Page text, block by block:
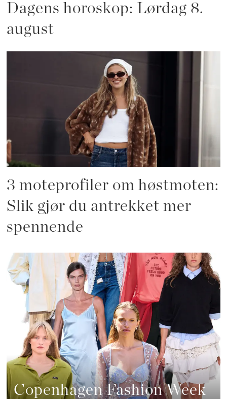
Dagens horoskop: Lørdag 8.
august
3 moteprofiler om høstmoten:
Slik gjør du antrekket mer
spennende
Copenhagen Fashion Week